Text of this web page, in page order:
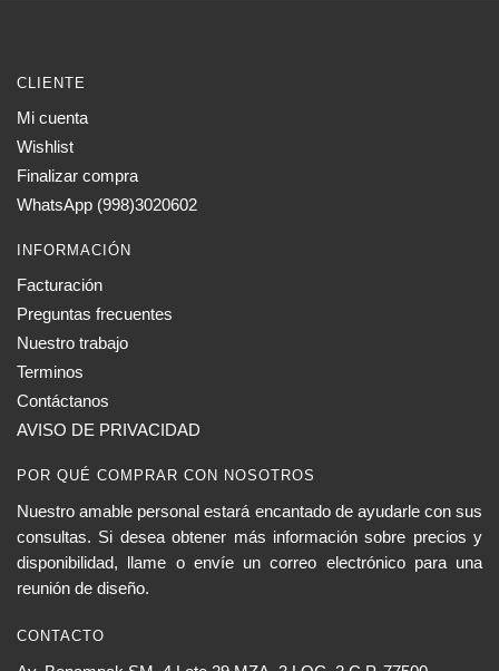
CLIENTE
Mi cuenta
Wishlist
Finalizar compra
WhatsApp (998)3020602
INFORMACIÓN
Facturación
Preguntas frecuentes
Nuestro trabajo
Terminos
Contáctanos
AVISO DE PRIVACIDAD
POR QUÉ COMPRAR CON NOSOTROS
Nuestro amable personal estará encantado de ayudarle con sus
consultas. Si desea obtener más información sobre precios y
disponibilidad, llame o envíe un correo electrónico para una
reunión de diseño.
CONTACTO